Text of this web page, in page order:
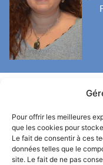
Pour offrir les meilleures
que les cookies pour
Le fait de consentir à ces
données telles que le
site. Le fait de ne pas